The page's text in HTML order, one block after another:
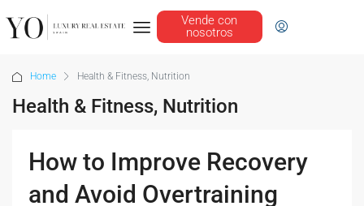
Vende con
nosotros
Home Health & Fitness, Nutrition
Health & Fitness, Nutrition
How to Improve Recovery
and Avoid Overtraining